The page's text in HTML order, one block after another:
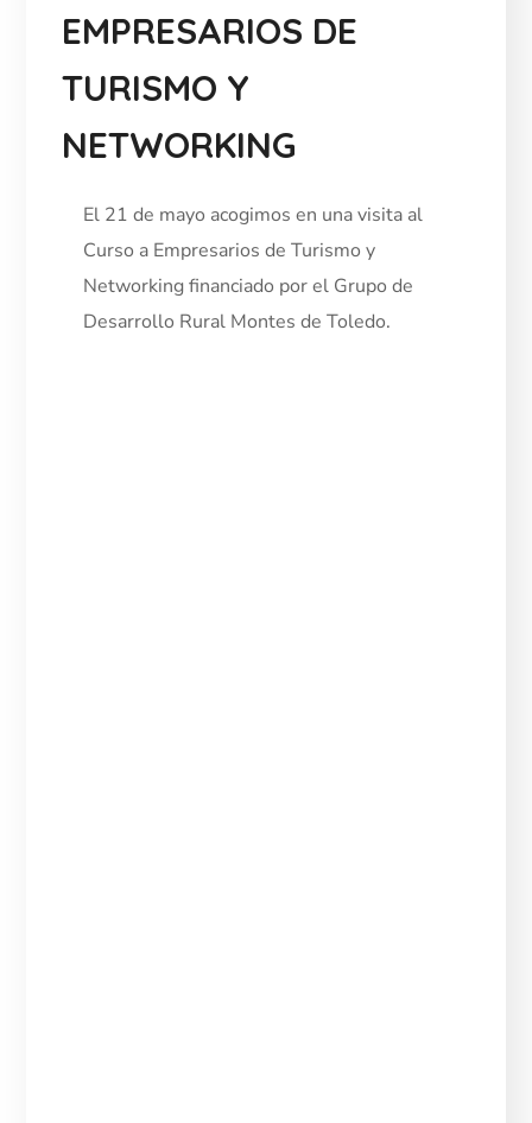
EMPRESARIOS DE
TURISMO Y
NETWORKING
El 21 de mayo acogimos en una visita al
Curso a Empresarios de Turismo y
Networking financiado por el Grupo de
Desarrollo Rural Montes de Toledo.